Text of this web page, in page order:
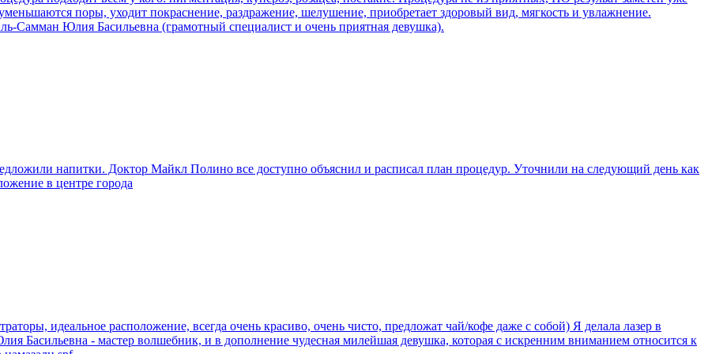
поры, уходит покраснение, раздражение, шелушение, приобретает здоровый вид, мягкость и увлажнение.
Самман Юлия Басильевна (грамотный специалист и очень приятная девушка).
напитки. Доктор Майкл Полино все доступно объяснил и расписал план процедур. Уточнили на следующий день как
в центре города
идеальное расположение, всегда очень красиво, очень чисто, предложат чай/кофе даже с собой) Я делала лазер в
Басильевна - мастер волшебник, и в дополнение чудесная милейшая девушка, которая с искренним вниманием относится к